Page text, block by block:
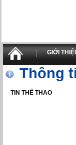
GIỚI
Thông
TIN THỂ THAO